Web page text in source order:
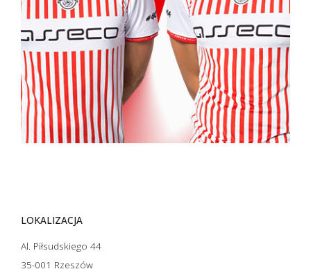
LOKALIZACJA
Al. Piłsudskiego 44
35-001 Rzeszów